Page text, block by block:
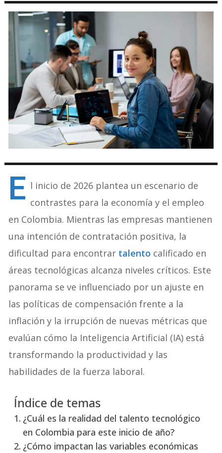
E l inicio de 2026 plantea un escenario de
contrastes para la economía y el empleo
en Colombia. Mientras las empresas mantienen
una intención de contratación positiva, la
dificultad para encontrar talento calificado en
áreas tecnológicas alcanza niveles críticos. Este
panorama se ve influenciado por un ajuste en
las políticas de compensación frente a la
inflación y la irrupción de nuevas métricas que
evalúan cómo la Inteligencia Artificial (IA) está
transformando la productividad y las
habilidades de la fuerza laboral.
Índice de temas
¿Cuál es la realidad del talento tecnológico
en Colombia para este inicio de año?
¿Cómo impactan las variables económicas